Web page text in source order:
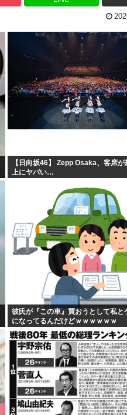
国家情報局
ハンターハ
ちいかわの
韓国人「韓
高市首相、出
アキバ冥途
【画像】小
【高市】ゴ
5ちゃんのど
海外「ある
【日向坂46】 Zepp Osaka、客席が
上にヤバい…
彼氏が『この車』買おうとして私と
になってるんだけどｗｗｗｗｗｗ